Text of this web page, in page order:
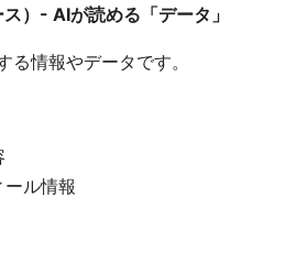
）- AIが読める「データ」
る情報やデータです。
ル情報